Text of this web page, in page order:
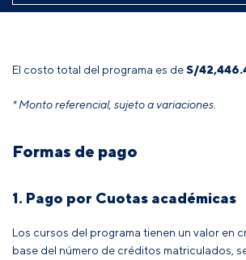
El costo total del programa es deS/
* Monto referencial, sujeto a variaciones.
Formas de pago
1. Pago por Cuotas académicas
Los cursos del programa tienen un valor en
base del número de créditos matriculados,